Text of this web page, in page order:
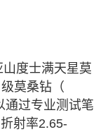
度士满天星莫
莫桑钻（
通过专业测试笔
射率2.65-